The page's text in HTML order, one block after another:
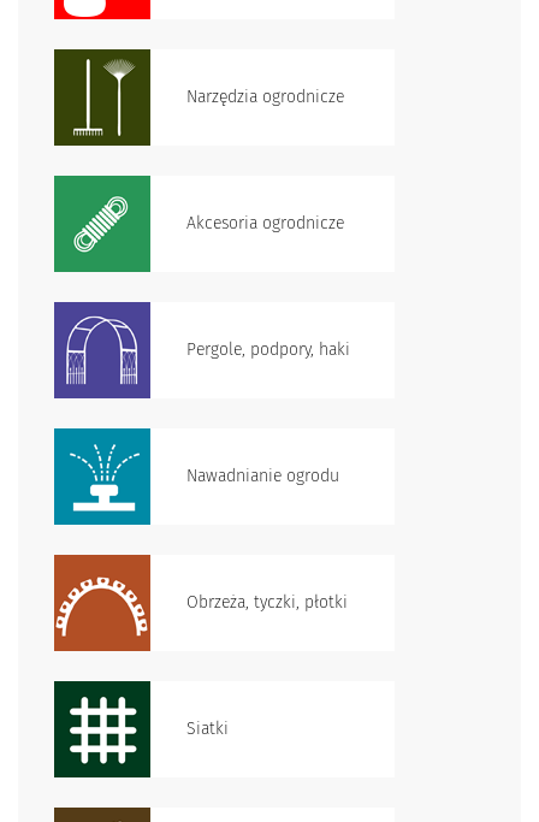
Narzędzia ogrodnicze
Akcesoria ogrodnicze
Pergole, podpory, haki
Nawadnianie ogrodu
Obrzeża, tyczki, płotki
Siatki